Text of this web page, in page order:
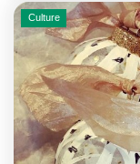
Culture